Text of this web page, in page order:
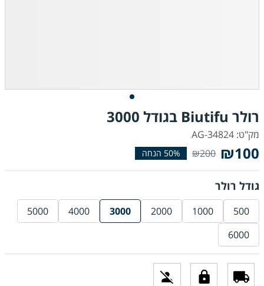
רולר Biutifu בגודל 3000
מק"ט: AG-34824
₪100
₪200
גודל רולר
500
1000
2000
3000
4000
5000
6000